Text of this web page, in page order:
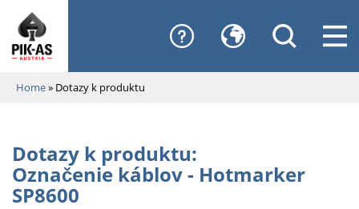
Home» Dotazy k produktu
Dotazy k produktu:
Označenie káblov - Hotmarker
SP8600